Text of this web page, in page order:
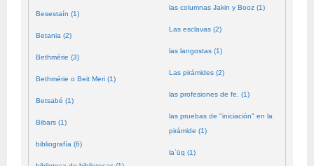
Besestaín (1)
Betania (2)
Bethmérie (3)
Bethmérie o Beit Meri (1)
Betsabé (1)
Bibars (1)
bibliografía (6)
las columnas Jakin y Booz (1)
Las esclavas (2)
las langostas (1)
Las pirámides (2)
las profesiones de fe. (1)
las pruebas de "iniciación" en la
pirámide (1)
laʿūq (1)